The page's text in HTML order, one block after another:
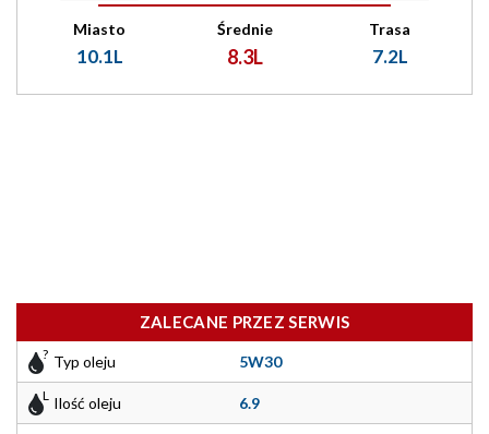
Miasto
10.1L
Średnie
8.3L
Trasa
7.2L
ZALECANE PRZEZ SERWIS
Typ oleju 5W30
Ilość oleju 6.9